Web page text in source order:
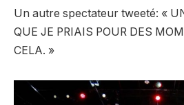
Un autre spectateur tweeté: «
QUE JE PRIAIS POUR DES
CELA. »